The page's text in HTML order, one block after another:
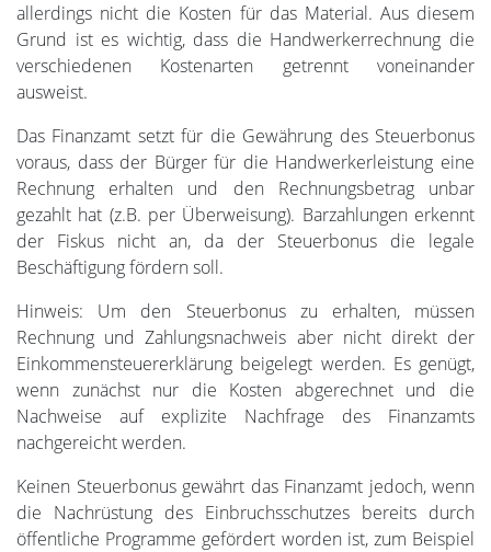
allerdings nicht die Kosten für das Material. Aus diesem
Grund ist es wichtig, dass die Handwerkerrechnung die
verschiedenen Kostenarten getrennt voneinander
ausweist.
Das Finanzamt setzt für die Gewährung des Steuerbonus
voraus, dass der Bürger für die Handwerkerleistung eine
Rechnung erhalten und den Rechnungsbetrag unbar
gezahlt hat (z.B. per Überweisung). Barzahlungen erkennt
der Fiskus nicht an, da der Steuerbonus die legale
Beschäftigung fördern soll.
Hinweis: Um den Steuerbonus zu erhalten, müssen
Rechnung und Zahlungsnachweis aber nicht direkt der
Einkommensteuererklärung beigelegt werden. Es genügt,
wenn zunächst nur die Kosten abgerechnet und die
Nachweise auf explizite Nachfrage des Finanzamts
nachgereicht werden.
Keinen Steuerbonus gewährt das Finanzamt jedoch, wenn
die Nachrüstung des Einbruchsschutzes bereits durch
öffentliche Programme gefördert worden ist, zum Beispiel